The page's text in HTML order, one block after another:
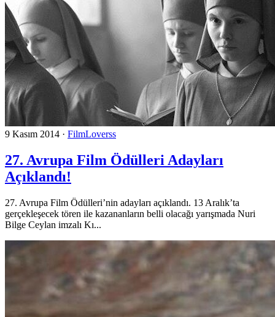
9 Kasım 2014 · FilmLoverss
27. Avrupa Film Ödülleri Adayları
Açıklandı!
27. Avrupa Film Ödülleri’nin adayları açıklandı. 13 Aralık’ta
gerçekleşecek tören ile kazananların belli olacağı yarışmada Nuri
Bilge Ceylan imzalı Kı...